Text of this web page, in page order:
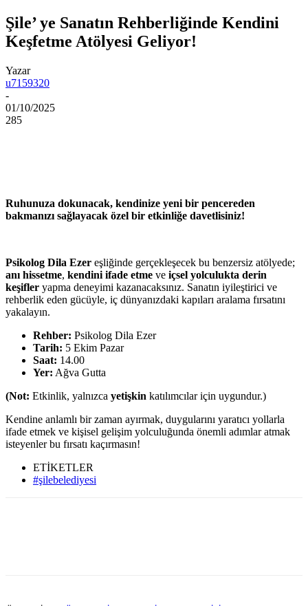
Şile’ ye Sanatın Rehberliğinde Kendini
Keşfetme Atölyesi Geliyor!
Yazar
u7159320
-
01/10/2025
285
Ruhunuza dokunacak, kendinize yeni bir pencereden
bakmanızı sağlayacak özel bir etkinliğe davetlisiniz!
Psikolog Dila Ezer eşliğinde gerçekleşecek bu benzersiz atölyede;
anı hissetme, kendini ifade etme ve içsel yolculukta derin
keşifler yapma deneyimi kazanacaksınız. Sanatın iyileştirici ve
rehberlik eden gücüyle, iç dünyanızdaki kapıları aralama fırsatını
yakalayın.
Rehber: Psikolog Dila Ezer
Tarih: 5 Ekim Pazar
Saat: 14.00
Yer: Ağva Gutta
(Not: Etkinlik, yalnızca yetişkin katılımcılar için uygundur.)
Kendine anlamlı bir zaman ayırmak, duygularını yaratıcı yollarla
ifade etmek ve kişisel gelişim yolculuğunda önemli adımlar atmak
isteyenler bu fırsatı kaçırmasın!
ETİKETLER
#şilebelediyesi